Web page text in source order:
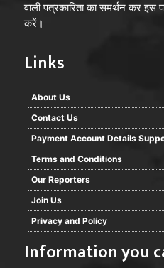
वाली पत्रकारिता का समर्थन कर इस
करें।
Links
About Us
Contact Us
Payment Account Details
Terms and Conditions
Our Reporters
Join Us
Privacy and Policy
Information you